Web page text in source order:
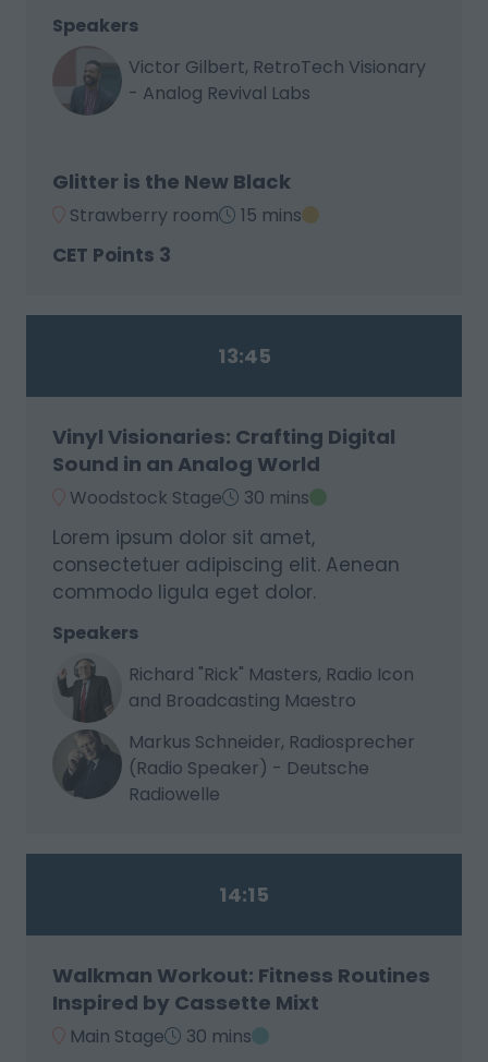
Speakers
Victor Gilbert, RetroTech Visionary
- Analog Revival Labs
Glitter is the New Black
Strawberry room 15 mins
CET Points 3
13:45
Vinyl Visionaries: Crafting Digital
Sound in an Analog World
Woodstock Stage 30 mins
Lorem ipsum dolor sit amet,
consectetuer adipiscing elit. Aenean
commodo ligula eget dolor.
Speakers
Richard "Rick" Masters, Radio Icon
and Broadcasting Maestro
Markus Schneider, Radiosprecher
(Radio Speaker) - Deutsche
Radiowelle
14:15
Walkman Workout: Fitness Routines
Inspired by Cassette Mixt
Main Stage 30 mins